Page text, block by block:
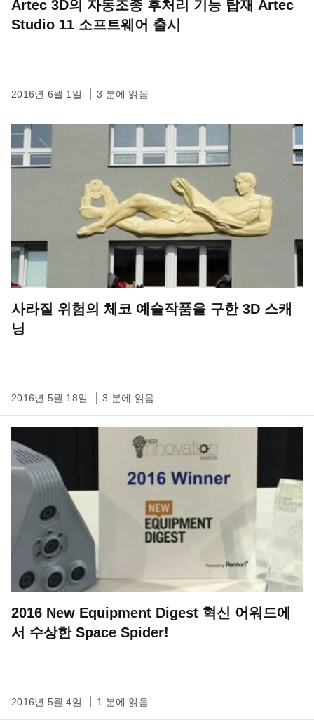
Artec 3D의 자동조종 후처리 기능 탑재 Artec
Studio 11 소프트웨어 출시
2016년 6월 1일 3 분에 읽음
사라질 위험의 체코 예술작품을 구한 3D 스캐
닝
2016년 5월 18일 3 분에 읽음
2016 New Equipment Digest 혁신 어워드에
서 수상한 Space Spider!
2016년 5월 4일 1 분에 읽음